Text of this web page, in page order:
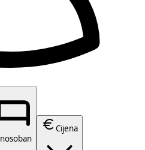
Cijena